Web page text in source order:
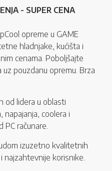
- SUPER CENA
opreme u GAME
hladnjake, kućišta i
cenama. Poboljšajte
pouzdanu opremu. Brza
od lidera u oblasti
napajanja, coolera i
računare.
izuzetno kvalitetnih
najzahtevnije korisnike.